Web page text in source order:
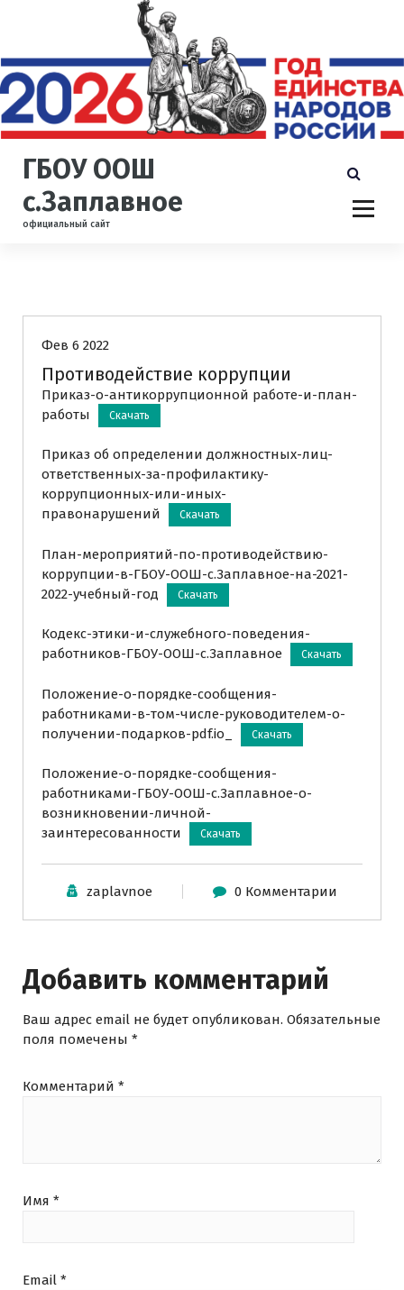
е
й
т
и
ГБОУ ООШ
с.Заплавное
официальный сайт
Фев 6 2022
Противодействие коррупции
Приказ-о-антикоррупционной работе-и-план-
работы
Скачать
Приказ об определении должностных-лиц-
ответственных-за-профилактику-
коррупционных-или-иных-
правонарушений
Скачать
План-мероприятий-по-противодействию-
коррупции-в-ГБОУ-ООШ-с.Заплавное-на-2021-
2022-учебный-год
Скачать
Кодекс-этики-и-служебного-поведения-
работников-ГБОУ-ООШ-с.Заплавное
Скачать
Положение-о-порядке-сообщения-
работниками-в-том-числе-руководителем-о-
получении-подарков-pdf.io_
Скачать
Положение-о-порядке-сообщения-
работниками-ГБОУ-ООШ-с.Заплавное-о-
возникновении-личной-
заинтересованности
Скачать
zaplavnoe 0 Комментарии
Добавить комментарий
Ваш адрес email не будет опубликован. Обязательные
поля помечены *
Комментарий *
Имя *
Email *